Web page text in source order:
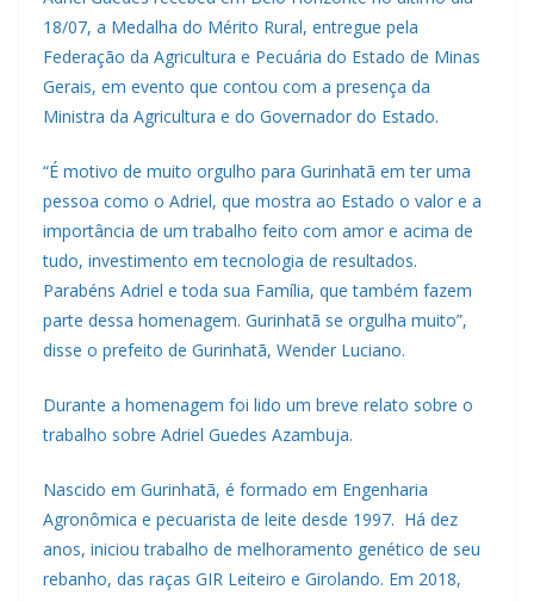
18/07, a Medalha do Mérito Rural, entregue pela
Federação da Agricultura e Pecuária do Estado de Minas
Gerais, em evento que contou com a presença da
Ministra da Agricultura e do Governador do Estado.
“É motivo de muito orgulho para Gurinhatã em ter uma
pessoa como o Adriel, que mostra ao Estado o valor e a
importância de um trabalho feito com amor e acima de
tudo, investimento em tecnologia de resultados.
Parabéns Adriel e toda sua Família, que também fazem
parte dessa homenagem. Gurinhatã se orgulha muito”,
disse o prefeito de Gurinhatã, Wender Luciano.
Durante a homenagem foi lido um breve relato sobre o
trabalho sobre Adriel Guedes Azambuja.
Nascido em Gurinhatã, é formado em Engenharia
Agronômica e pecuarista de leite desde 1997. Há dez
anos, iniciou trabalho de melhoramento genético de seu
rebanho, das raças GIR Leiteiro e Girolando. Em 2018,